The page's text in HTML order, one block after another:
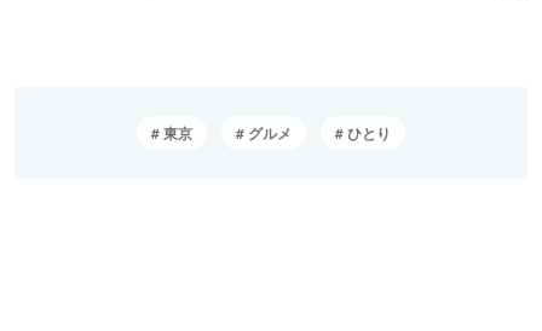
東京 グルメ ひとり